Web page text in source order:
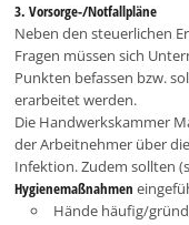
3. Vorsorge-/Notfallpläne
Neben den steuerlichen
Fragen müssen sich
Punkten befassen bzw.
erarbeitet werden.
Die Handwerkskammer
der Arbeitnehmer über
Infektion. Zudem sollten
Hygienemaßnahmen
Hände häufig/